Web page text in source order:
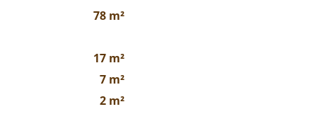
78 m²
17 m²
7 m²
2 m²